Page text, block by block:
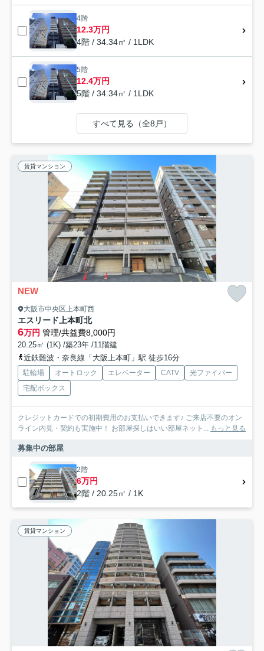
4階
12.3万円
4階 / 34.34㎡ / 1LDK
5階
12.4万円
5階 / 34.34㎡ / 1LDK
すべて見る（全8戸）
賃貸マンション
NEW
大阪市中央区上本町西
エスリード上本町北
6万円 管理/共益費8,000円
20.25㎡ (1K) /築23年 /11階建
近鉄難波・奈良線「大阪上本町」駅 徒歩16分
駐輪場 オートロック エレベーター CATV
光ファイバー
宅配ボックス
クレジットカードでの初期費用のお支払いできます♪ ご来店不要のオン
ライン内見・契約も実施中！ お部屋探しはいい部屋ネット... もっと見る
募集中の部屋
2階
6万円
2階 / 20.25㎡ / 1K
賃貸マンション